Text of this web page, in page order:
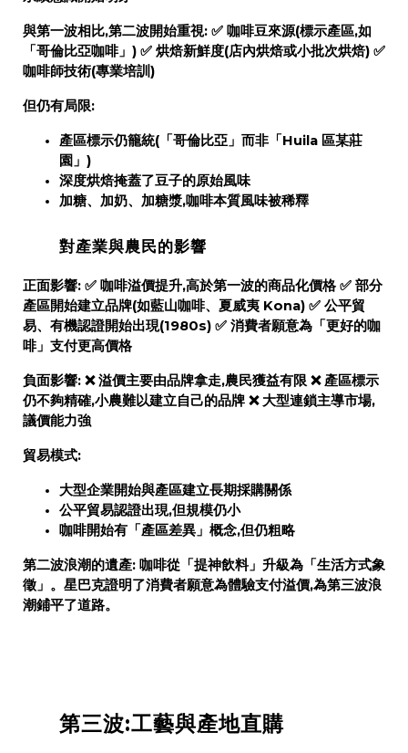
與第一波相比,第二波開始重視: ✅ 咖啡豆來源(標示產區,如
「哥倫比亞咖啡」) ✅ 烘焙新鮮度(店內烘焙或小批次烘焙) ✅
咖啡師技術(專業培訓)
但仍有局限:
產區標示仍籠統(「哥倫比亞」而非「Huila 區某莊
園」)
深度烘焙掩蓋了豆子的原始風味
加糖、加奶、加糖漿,咖啡本質風味被稀釋
對產業與農民的影響
正面影響: ✅ 咖啡溢價提升,高於第一波的商品化價格 ✅ 部分
產區開始建立品牌(如藍山咖啡、夏威夷 Kona) ✅ 公平貿
易、有機認證開始出現(1980s) ✅ 消費者願意為「更好的咖
啡」支付更高價格
負面影響: ❌ 溢價主要由品牌拿走,農民獲益有限 ❌ 產區標示
仍不夠精確,小農難以建立自己的品牌 ❌ 大型連鎖主導市場,
議價能力強
貿易模式:
大型企業開始與產區建立長期採購關係
公平貿易認證出現,但規模仍小
咖啡開始有「產區差異」概念,但仍粗略
第二波浪潮的遺產: 咖啡從「提神飲料」升級為「生活方式象
徵」。星巴克證明了消費者願意為體驗支付溢價,為第三波浪
潮鋪平了道路。
第三波:工藝與產地直購